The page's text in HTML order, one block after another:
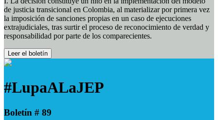
de justicia transicional en Colombia, al materializar por primera vez
la imposición de sanciones propias en un caso de ejecuciones
extrajudiciales, tras surtir el proceso de reconocimiento de verdad y
responsabilidad por parte de los comparecientes.
Leer el boletín
#LupaALaJEP
Boletín # 89